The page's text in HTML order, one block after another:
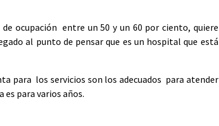
ocupación entre un 50 y un 60 por ciento, quiere
al punto de pensar que es un hospital que está
para los servicios son los adecuados para atender
para varios años.